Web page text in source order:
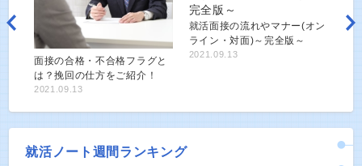
面接の合格・不合格フラグと
は？挽回の仕方をご紹介！
2021.09.13
就活面接の流れやマナー(オン
ライン・対面)～完全版～
2021.09.13
就活ノート週間ランキング